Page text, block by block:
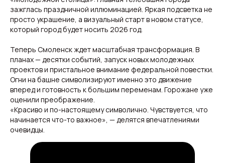
зажглась праздничной иллюминацией. Яркая подсветка не
просто украшение, а визуальный старт в новом статусе,
который город будет носить 2026 год.
Теперь Смоленск ждет масштабная трансформация. В
планах — десятки событий, запуск новых молодежных
проектов и пристальное внимание федеральной повестки.
Огни на башне символизируют именно это движение
вперед и готовность к большим переменам. Горожане уже
оценили преображение.
«Красиво и по-настоящему символично. Чувствуется, что
начинается что-то важное», — делятся впечатлениями
очевидцы.
Добро пожаловать на кухню актуальных новостей!